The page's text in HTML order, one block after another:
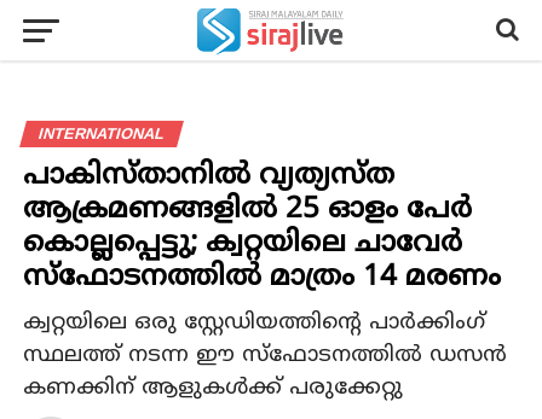
INTERNATIONAL
പാകിസ്താനില്‍ വ്യത്യസ്ത
ആക്രമണങ്ങളില്‍ 25 ഓളം പേര്‍
കൊല്ലപ്പെട്ടു; ക്വറ്റയിലെ ചാവേര്‍
സ്‌ഫോടനത്തില്‍ മാത്രം 14 മരണം
ക്വറ്റയിലെ ഒരു സ്റ്റേഡിയത്തിന്റെ പാര്‍ക്കിംഗ്
സ്ഥലത്ത് നടന്ന ഈ സ്‌ഫോടനത്തില്‍ ഡസന്‍
കണക്കിന് ആളുകള്‍ക്ക് പരുക്കേറ്റു